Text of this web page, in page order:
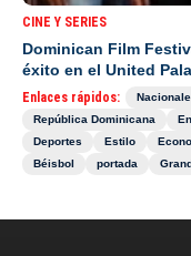
CINE Y SERIES
Dominican Film
éxito en el United
Enlaces rápidos:
República Dominicana
Deportes
Estilo
Béisbol
portada